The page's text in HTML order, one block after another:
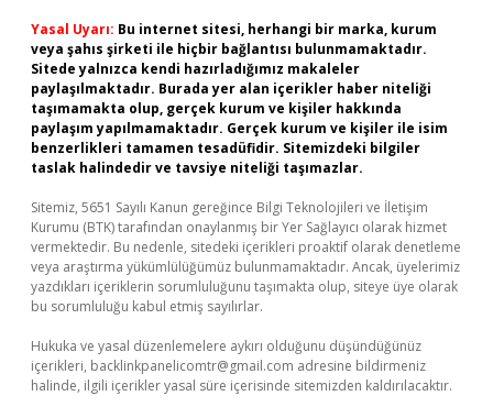
Yasal Uyarı: Bu internet sitesi, herhangi bir marka, kurum
veya şahıs şirketi ile hiçbir bağlantısı bulunmamaktadır.
Sitede yalnızca kendi hazırladığımız makaleler
paylaşılmaktadır. Burada yer alan içerikler haber niteliği
taşımamakta olup, gerçek kurum ve kişiler hakkında
paylaşım yapılmamaktadır. Gerçek kurum ve kişiler ile isim
benzerlikleri tamamen tesadüfidir. Sitemizdeki bilgiler
taslak halindedir ve tavsiye niteliği taşımazlar.
Sitemiz, 5651 Sayılı Kanun gereğince Bilgi Teknolojileri ve İletişim
Kurumu (BTK) tarafından onaylanmış bir Yer Sağlayıcı olarak hizmet
vermektedir. Bu nedenle, sitedeki içerikleri proaktif olarak denetleme
veya araştırma yükümlülüğümüz bulunmamaktadır. Ancak, üyelerimiz
yazdıkları içeriklerin sorumluluğunu taşımakta olup, siteye üye olarak
bu sorumluluğu kabul etmiş sayılırlar.
Hukuka ve yasal düzenlemelere aykırı olduğunu düşündüğünüz
içerikleri, backlinkpanelicomtr@gmail.com adresine bildirmeniz
halinde, ilgili içerikler yasal süre içerisinde sitemizden kaldırılacaktır.